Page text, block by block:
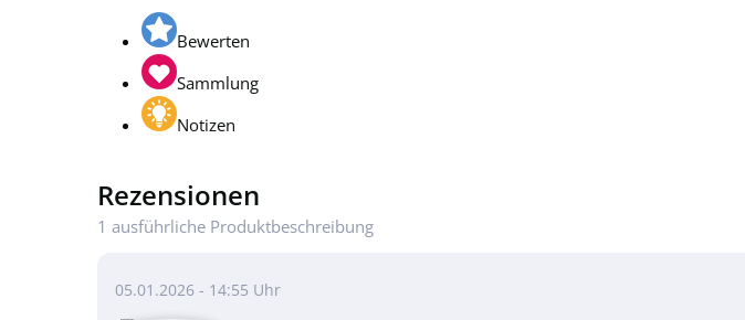
Bewerten
Sammlung
Notizen
Rezensionen
1 ausführliche Produktbeschreibung
05.01.2026 - 14:55 Uhr